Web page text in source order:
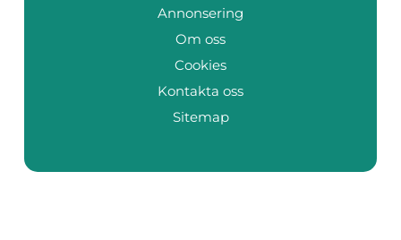
Annonsering
Om oss
Cookies
Kontakta oss
Sitemap